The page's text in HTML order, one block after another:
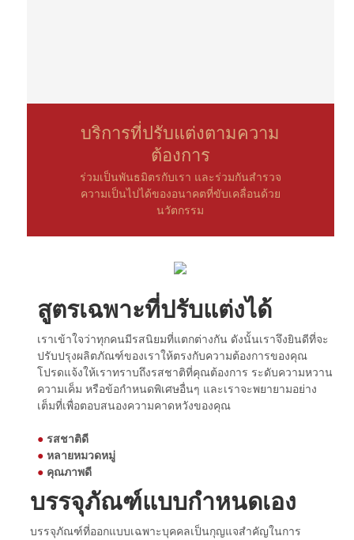
บริการที่ปรับแต่งตามความ
ต้องการ
ร่วมเป็นพันธมิตรกับเรา และร่วมกันสำรวจ
ความเป็นไปได้ของอนาคตที่ขับเคลื่อนด้วย
นวัตกรรม
สูตรเฉพาะที่ปรับแต่งได้
เราเข้าใจว่าทุกคนมีรสนิยมที่แตกต่างกัน ดังนั้นเราจึงยินดีที่จะ
ปรับปรุงผลิตภัณฑ์ของเราให้ตรงกับความต้องการของคุณ
โปรดแจ้งให้เราทราบถึงรสชาติที่คุณต้องการ ระดับความหวาน
ความเค็ม หรือข้อกำหนดพิเศษอื่นๆ และเราจะพยายามอย่าง
เต็มที่เพื่อตอบสนองความคาดหวังของคุณ
● รสชาติดี
● หลายหมวดหมู่
● คุณภาพดี
บรรจุภัณฑ์แบบกำหนดเอง
บรรจุภัณฑ์ที่ออกแบบเฉพาะบุคคลเป็นกุญแจสำคัญในการ